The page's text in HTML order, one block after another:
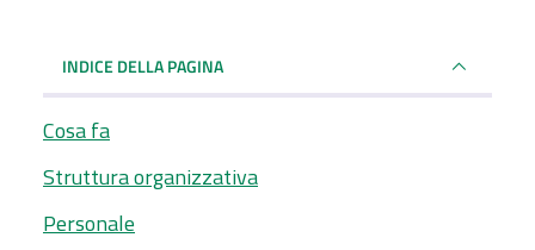
INDICE DELLA PAGINA
Cosa fa
Struttura organizzativa
Personale